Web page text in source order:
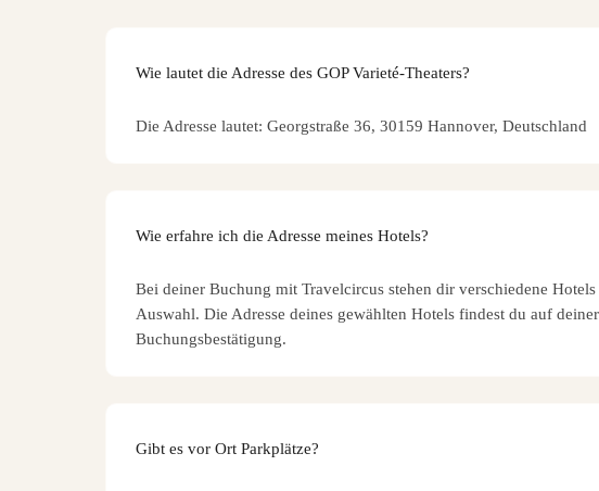
Wie lautet die Adresse des GOP Varieté-Theaters?
Die Adresse lautet: Georgstraße 36, 30159 Hannover, Deutschland
Wie erfahre ich die Adresse meines Hotels?
Bei deiner Buchung mit Travelcircus stehen dir verschiedene
Auswahl. Die Adresse deines gewählten Hotels findest du auf deiner
Buchungsbestätigung.
Gibt es vor Ort Parkplätze?